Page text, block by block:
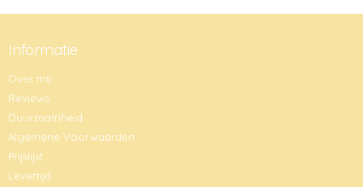
Informatie
Over mij
Reviews
Duurzaamheid
Algemene Voorwaarden
Prijslijst
Levertijd